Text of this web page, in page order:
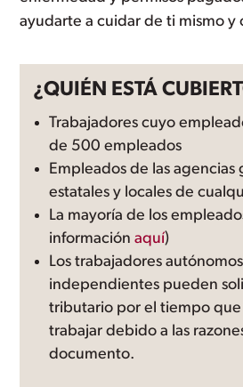
ayudarte a cuidar de ti mismo y
¿QUIÉN ESTÁ
Trabajadores cuyo
de 500 empleados
Empleados de las
estatales y locales de
La mayoría de los
informaciónaquí)
Los trabajadores
independientes pueden
tributario por el tiempo
trabajar debido a las
documento.